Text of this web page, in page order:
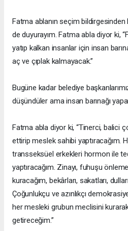
Fatma ablanın seçim
de duyurayım. Fatma abla diyor ki,
yatıp kalkan insanlar için insan
aç ve çıplak kalmayacak.”
Bugüne kadar belediye
düşündüler ama insan barınağı
Fatma abla diyor ki, “Tinerci, balici
ettirip meslek sahibi yaptıracağım.
transseksüel erkekleri hormon ile
yaptıracağım. Zinayı, fuhuşu
kuracağım, bekârları, sakatları,
Çoğunlukçu ve azınlıkçı
her mesleki grubun meclisini kurarak
getireceğim.”